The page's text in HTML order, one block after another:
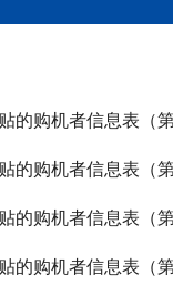
的购机者信息表（
的购机者信息表（
的购机者信息表（
的购机者信息表（